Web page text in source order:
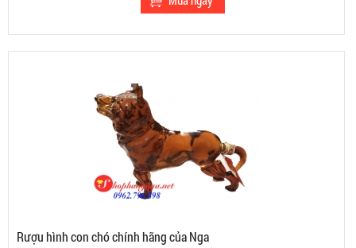
Rượu hình con chó chính hãng của Nga